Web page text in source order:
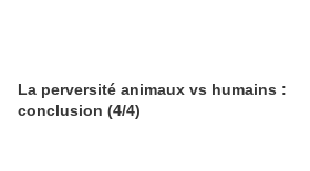
La perversité animaux vs humains :
conclusion (4/4)